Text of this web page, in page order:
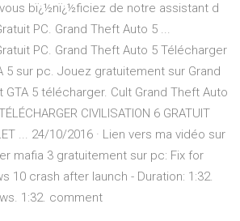
bï¿½nï¿½ficiez de notre assistant d
PC. Grand Theft Auto 5 ...
PC. Grand Theft Auto 5 Télécharger
5 sur pc. Jouez gratuitement sur Grand
5 télécharger. Cult Grand Theft Auto
CIVILISATION 6 GRATUIT
... 24/10/2016 · Lien vers ma vidéo sur
mafia 3 gratuitement sur pc: Fix for
10 crash after launch - Duration: 1:32.
1:32. comment